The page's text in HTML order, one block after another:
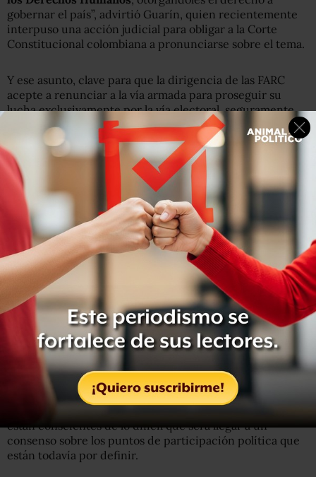
gobernar el país”, advirtió Guarín, quien recientemente
interpuso una acción judicial para obligar a la Corte
Constitucional colombiana a pronunciarse sobre el tema.
Y ese asunto, clave para que la dirigencia de las FARC
acepte a renunciar a la vía armada para proseguir su
lucha exclusivamente por la vía electoral, seguramente
será discutido cuando las partes empiecen a abordar el
tema de la reparación de las víctimas del conflicto, en
una fecha aún por definir.
Mientras, en el comunicado conjunto, gobierno y FARC
también anunciaron que “las condiciones particulares
para el nuevo movimiento que surja del tránsito de las
FARC-EP a la activad política legal, serán discutidas en
el marco del punto tres de la agenda“, que incluye
además aspectos como la dejación de las armas y la
desmovilización de las FARC.
Ese, sin embargo, tampoco será el próximo tema de la
mesa de negociaciones, pues las partes también
anunciaron que en el próximo ciclo de discusiones se
empezará a abordar el tema de la solución al problema de
las drogas ilícitas.
Una decisión que sugiere que tanto gobierno como FARC
están conscientes de lo difícil que será llegar a un
consenso sobre los puntos de participación política que
están todavía por definir.